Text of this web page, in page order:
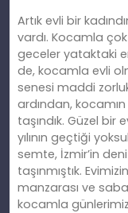
Artık evli bir
vardı. Kocamla
geceler yataktaki
de, kocamla evli
senesi maddi
ardından,
taşındık. Güzel
yılının geçtiği
semte, İzmir’in
taşınmıştık.
manzarası ve
kocamla